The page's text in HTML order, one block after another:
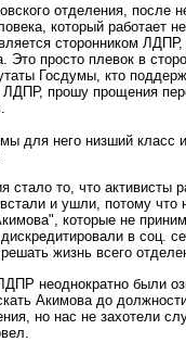
отделения, после
который работает
сторонником
Это просто плевок в
Госдумы, кто
ЛДПР, прошу прощения
для него низший класс
стало то, что активисты
и ушли, потому что
которые не
в соц.
жизнь всего
неоднократно были
Акимова до
но нас не захотели